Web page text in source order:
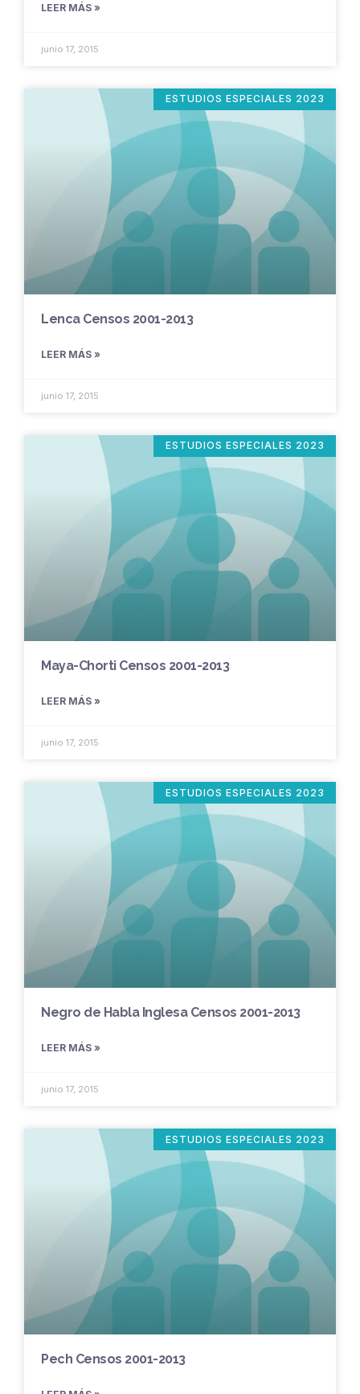
LEER MÁS »
junio 17, 2015
ESTUDIOS ESPECIALES 2023
Lenca Censos 2001-2013
LEER MÁS »
junio 17, 2015
ESTUDIOS ESPECIALES 2023
Maya-Chorti Censos 2001-2013
LEER MÁS »
junio 17, 2015
ESTUDIOS ESPECIALES 2023
Negro de Habla Inglesa Censos 2001-2013
LEER MÁS »
junio 17, 2015
ESTUDIOS ESPECIALES 2023
Pech Censos 2001-2013